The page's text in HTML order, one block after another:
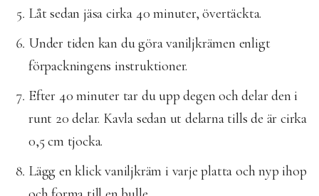
Låt sedan jäsa cirka 40 minuter, övertäckta.
Under tiden kan du göra vaniljkrämen enligt
förpackningens instruktioner.
Efter 40 minuter tar du upp degen och delar den i
runt 20 delar. Kavla sedan ut delarna tills de är cirka
0,5 cm tjocka.
Lägg en klick vaniljkräm i varje platta och nyp ihop